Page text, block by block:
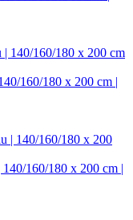
160/180 x 200 cm |
160/180 x 200 cm |